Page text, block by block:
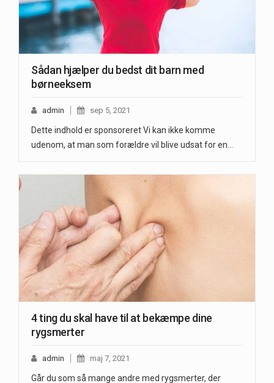
Sådan hjælper du bedst dit barn med
børneeksem
admin sep 5, 2021
Dette indhold er sponsoreret Vi kan ikke komme
udenom, at man som forældre vil blive udsat for en…
4 ting du skal have til at bekæmpe dine
rygsmerter
admin maj 7, 2021
Går du som så mange andre med rygsmerter, der